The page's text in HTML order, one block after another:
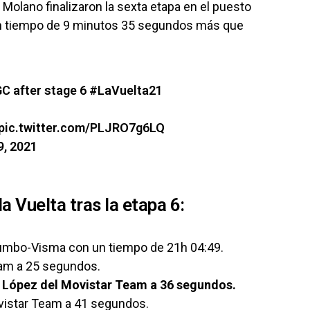
finalizaron la sexta etapa en el puesto
de 9 minutos 35 segundos más que
after stage 6 #LaVuelta21
PLJRO7g6LQ
2021
Vuelta tras la etapa 6:
Visma con un tiempo de 21h 04:49.
a 25 segundos.
López del Movistar Team a 36 segundos.
Team a 41 segundos.